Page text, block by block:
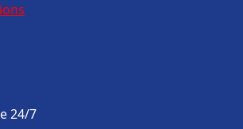
24/7